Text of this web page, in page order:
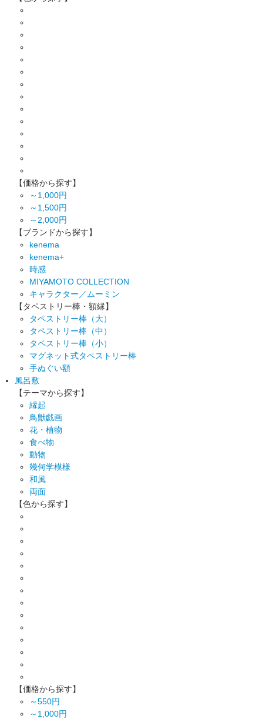
【価格から探す】
～1,000円
～1,500円
～2,000円
【ブランドから探す】
kenema
kenema+
時感
MIYAMOTO COLLECTION
キャラクター／ムーミン
【タペストリー棒・額縁】
タペストリー棒（大）
タペストリー棒（中）
タペストリー棒（小）
マグネット式タペストリー棒
手ぬぐい額
風呂敷
【テーマから探す】
縁起
鳥獣戯画
花・植物
食べ物
動物
幾何学模様
和風
両面
【色から探す】
【価格から探す】
～550円
～1,000円